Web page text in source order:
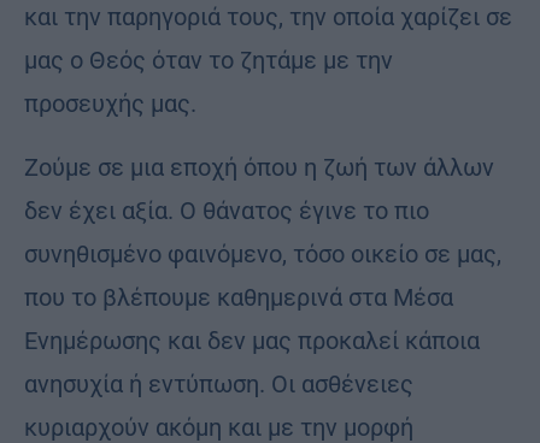
και την παρηγοριά τους, την οποία χαρίζει σε
μας ο Θεός όταν το ζητάμε με την
προσευχής μας.
Ζούμε σε μια εποχή όπου η ζωή των άλλων
δεν έχει αξία. Ο θάνατος έγινε το πιο
συνηθισμένο φαινόμενο, τόσο οικείο σε μας,
που το βλέπουμε καθημερινά στα Μέσα
Ενημέρωσης και δεν μας προκαλεί κάποια
ανησυχία ή εντύπωση. Οι ασθένειες
κυριαρχούν ακόμη και με την μορφή